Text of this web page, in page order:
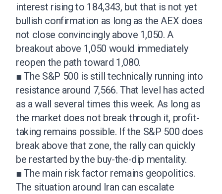
interest rising to 184,343, but that is not yet
bullish confirmation as long as the AEX does
not close convincingly above 1,050. A
breakout above 1,050 would immediately
reopen the path toward 1,080.
■ The S&P 500 is still technically running into
resistance around 7,566. That level has acted
as a wall several times this week. As long as
the market does not break through it, profit-
taking remains possible. If the S&P 500 does
break above that zone, the rally can quickly
be restarted by the buy-the-dip mentality.
■ The main risk factor remains geopolitics.
The situation around Iran can escalate